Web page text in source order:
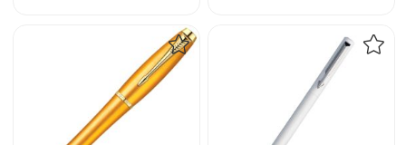
DODAJ